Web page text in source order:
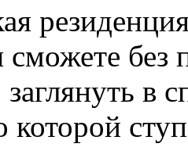
без
в
которой